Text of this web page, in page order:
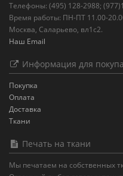
Телефоны: (495) 128-2988;
Время работы: ПН-ПТ 11.00-
Москва, Саларьево, вл1с2.
Наш Email
Информация для
Покупка
Оплата
Доставка
Ткани
Печать на ткани
Мы печатаем на собственных